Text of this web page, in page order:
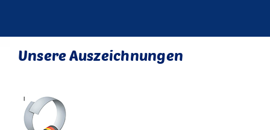
Unsere Auszeichnungen